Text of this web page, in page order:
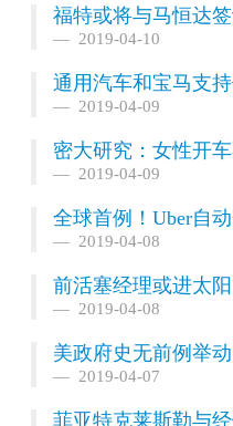
福特或将与马恒达
2019-04-10
通用汽车和宝马支
2019-04-09
密大研究：女性开
2019-04-09
全球首例！Uber自
2019-04-08
前活塞经理或进太
2019-04-08
美政府史无前例举
2019-04-07
菲亚特克莱斯勒与